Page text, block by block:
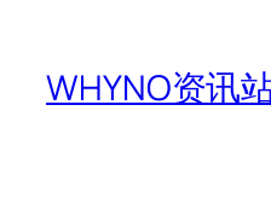
WHYNO资讯